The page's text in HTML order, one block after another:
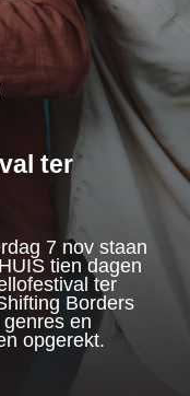
ter
7 nov staan
tien dagen
ter
Borders
en
opgerekt.